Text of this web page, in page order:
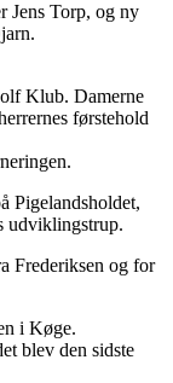
Jens Torp, og ny
Klub. Damerne
førstehold
Pigelandsholdet,
udviklingstrup.
Frederiksen og for
i Køge.
blev den sidste